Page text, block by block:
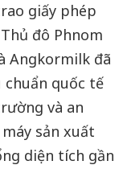
giấy phép
đô Phnom
Angkormilk đã
chuẩn quốc tế
và an
sản xuất
diện tích gần